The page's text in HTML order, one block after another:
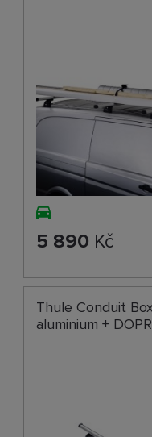
5 890 Kč
Thule Conduit
aluminium +